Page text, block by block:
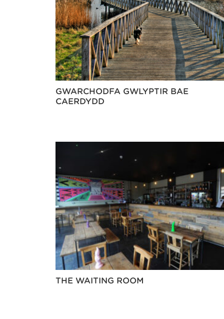
GWARCHODFA GWLYPTIR BAE
CAERDYDD
THE WAITING ROOM